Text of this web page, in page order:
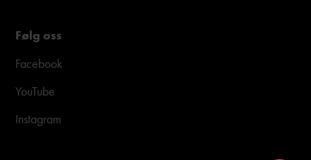
Følg oss
Facebook
YouTube
Instagram